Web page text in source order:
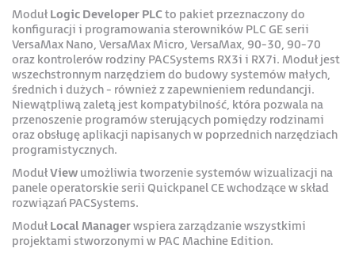
Moduł Logic Developer PLCto pakiet przeznaczony do
konfiguracji i programowania sterowników PLC GE serii
VersaMax Nano, VersaMax Micro, VersaMax, 90-30, 90-70
oraz kontrolerów rodziny PACSystems RX3i i RX7i. Moduł jest
wszechstronnym narzędziem do budowy systemów małych,
średnich i dużych - również z zapewnieniem redundancji.
Niewątpliwą zaletą jest kompatybilność, która pozwala na
przenoszenie programów sterujących pomiędzy rodzinami
oraz obsługę aplikacji napisanych w poprzednich narzędziach
programistycznych.
ModułView umożliwia tworzenie systemów wizualizacji na
panele operatorskie serii Quickpanel CE wchodzące w skład
rozwiązań PACSystems.
Moduł Local Managerwspiera zarządzanie wszystkimi
projektami stworzonymi w PAC Machine Edition.